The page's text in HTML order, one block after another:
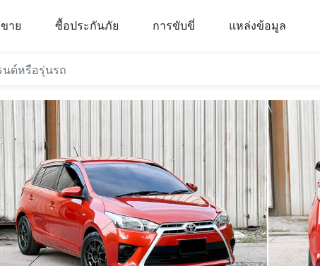
ขาย ซื้อประกันภัย การขับขี่ แหล่งข้อมูล